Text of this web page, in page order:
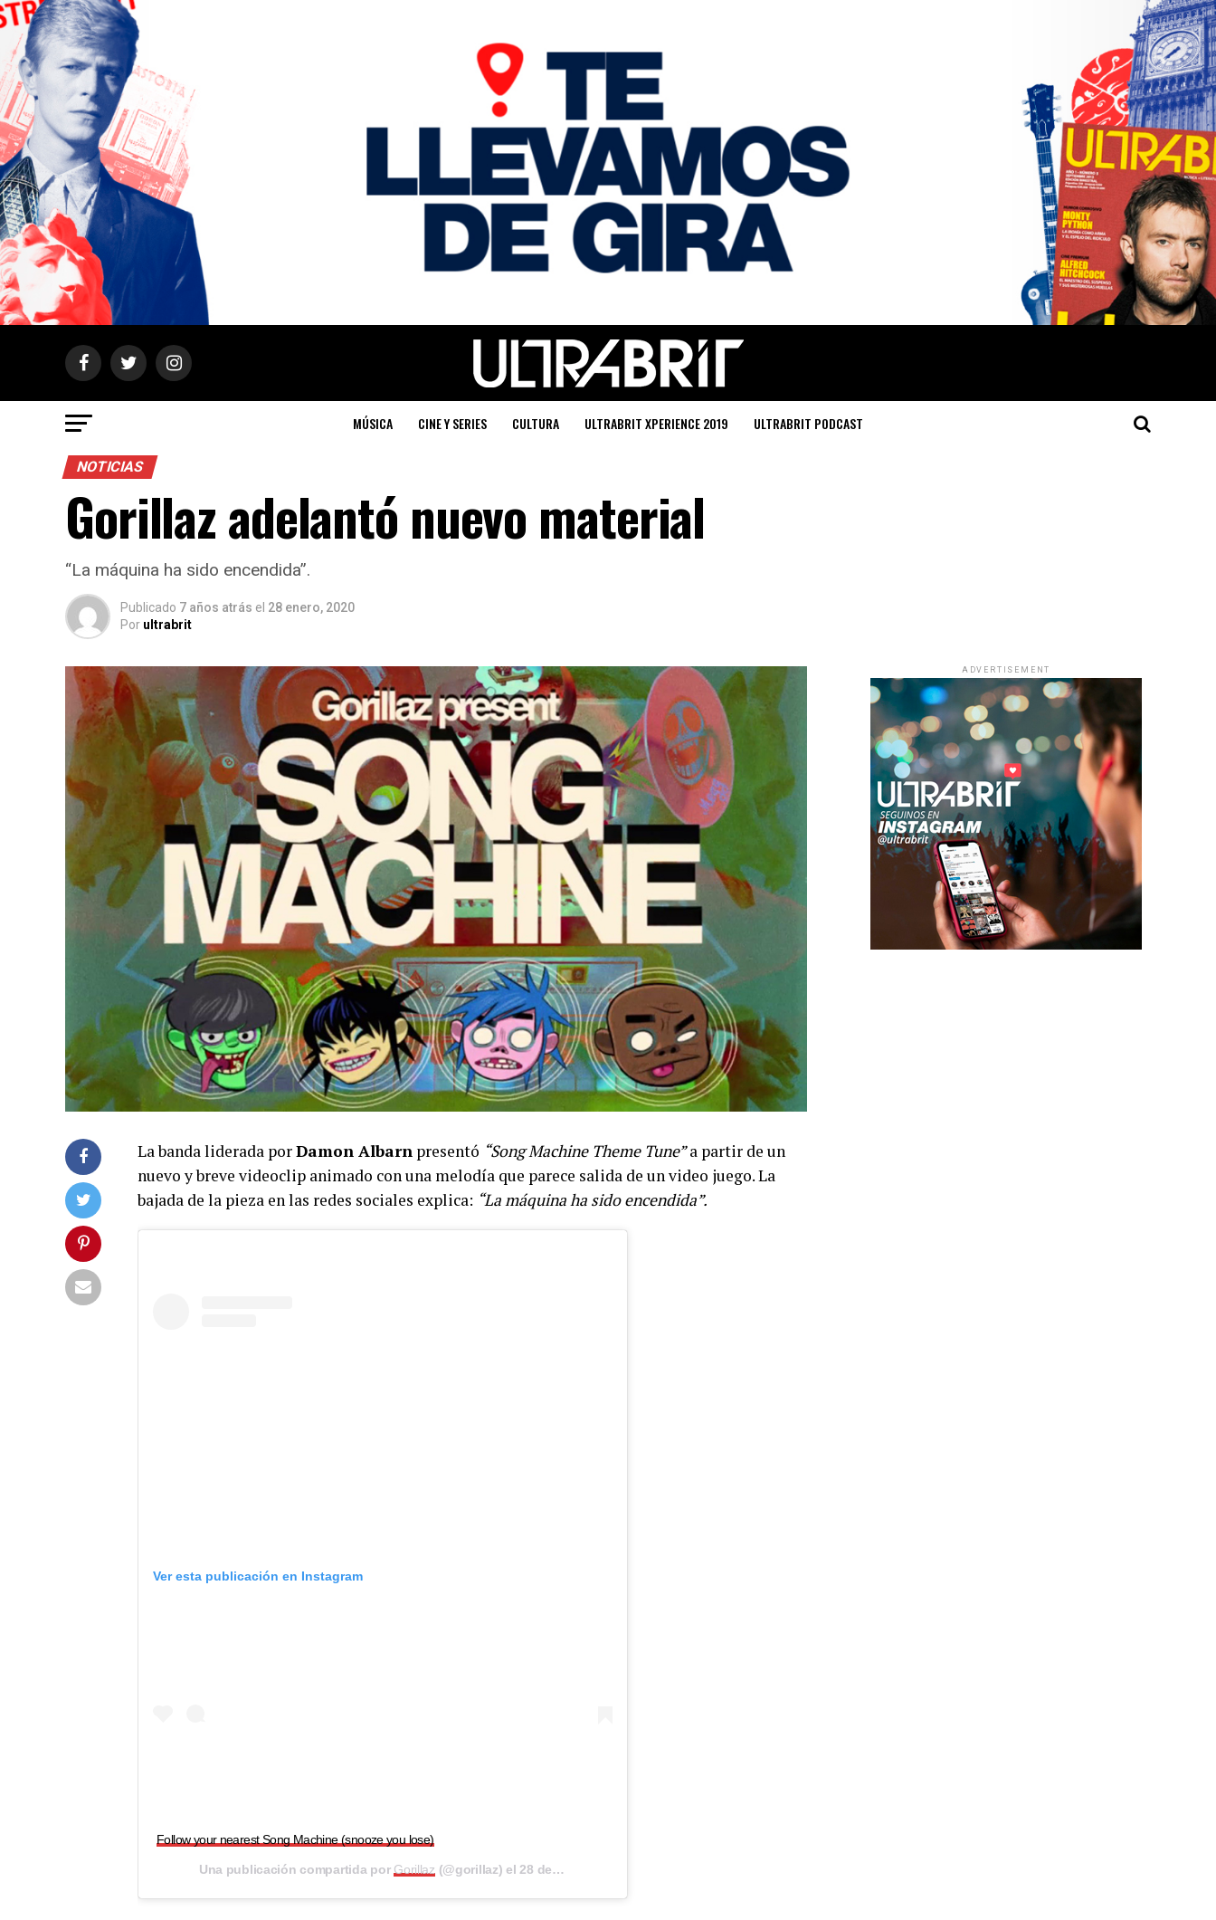
MÚSICA CINE Y SERIES CULTURA ULTRABRIT XPERIENCE 2019 ULTRABRIT PODCAST
NOTICIAS
Gorillaz adelantó nuevo material
“La máquina ha sido encendida”.
Publicado 7 años atrás el 28 enero, 2020
Por ultrabrit
La banda liderada porDamon Albarn presentó “Song Machine Theme Tune”a partir de un
nuevo y breve videoclip animado con una melodía que parece salida de un video juego. La
bajada de la pieza en las redes sociales explica: “La máquina ha sido encendida”.
Ver esta publicación en Instagram
Follow your nearest Song Machine (snooze you lose)
Una publicación compartida porGorillaz(@gorillaz) el28 de Ene de 2020 a las 8:13 PST
ADVERTISEMENT